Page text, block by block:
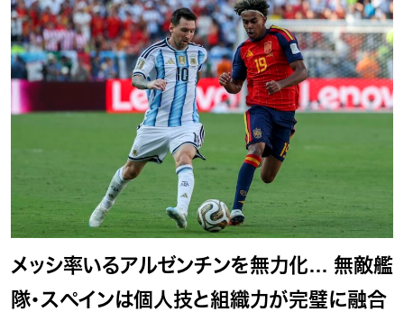
メッシ率いるアルゼンチンを無力化… 無敵艦
隊・スペインは個人技と組織力が完璧に融合